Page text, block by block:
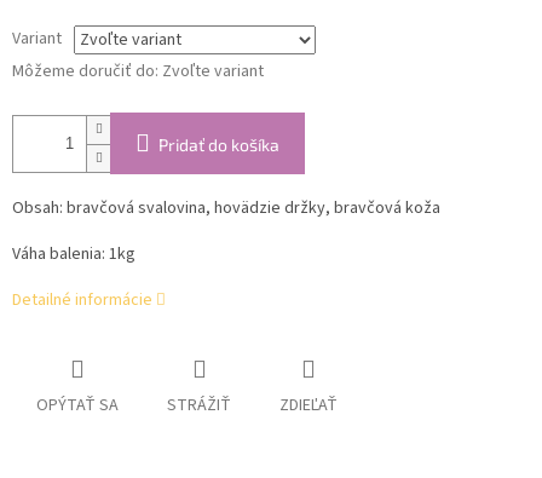
Variant
Môžeme doručiť do: Zvoľte variant
Pridať do košíka
Obsah: bravčová svalovina, hovädzie držky, bravčová koža
Váha balenia: 1kg
Detailné informácie
OPÝTAŤ SA STRÁŽIŤ ZDIEĽAŤ